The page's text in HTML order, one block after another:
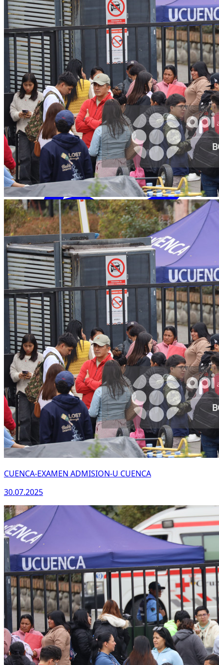
Facebook
WhatsApp
CUENCA-EXAMEN ADMISION-U CUENCA
30.07.2025